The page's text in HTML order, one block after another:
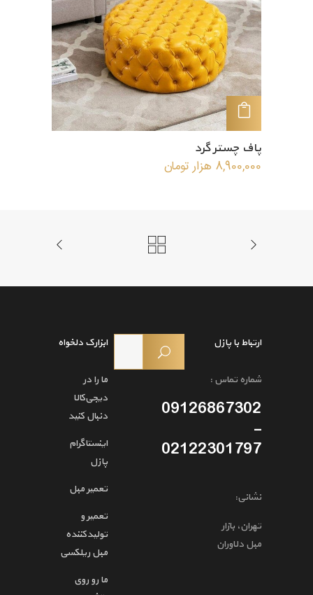
افزودن به سبد خرید
پاف چستر گرد
8,900,000 هزار تومان
ارتباط با پازل
شماره تماس :
09126867302
-
02122301797
نشانی:
تهران، بازار
مبل دلاوران
ابزارک دلخواه
ما را در
دیجی‌کالا
دنبال کنید
اینستاگرام
پازل
تعمیر مبل
تعمیر و
تولیدکننده
مبل ریلکسی
ما رو روی